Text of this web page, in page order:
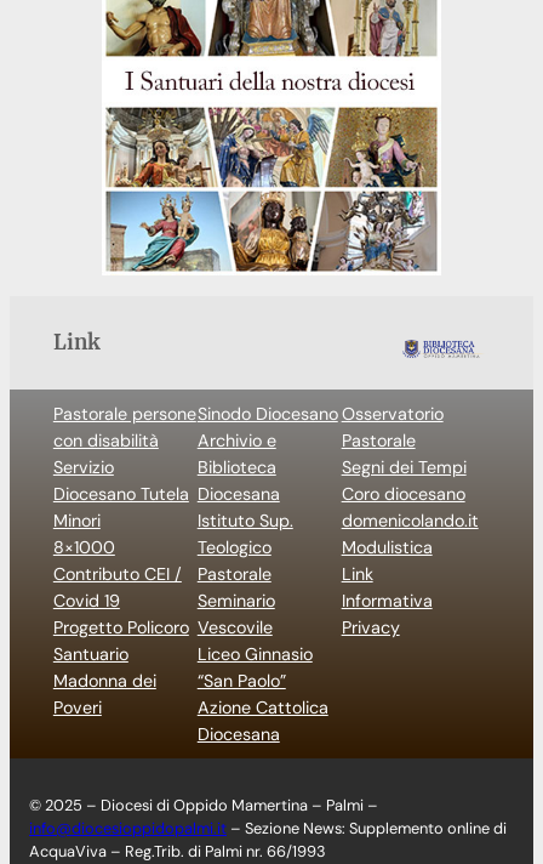
Link
Pastorale persone
con disabilità
Servizio
Diocesano Tutela
Minori
8×1000
Contributo CEI /
Covid 19
Progetto Policoro
Santuario
Madonna dei
Poveri
Sinodo Diocesano
Archivio e
Biblioteca
Diocesana
Istituto Sup.
Teologico
Pastorale
Seminario
Vescovile
Liceo Ginnasio
“San Paolo”
Azione Cattolica
Diocesana
Osservatorio
Pastorale
Segni dei Tempi
Coro diocesano
domenicolando.it
Modulistica
Link
Informativa
Privacy
© 2025 – Diocesi di Oppido Mamertina – Palmi –
info@diocesioppidopalmi.it – Sezione News: Supplemento online di
AcquaViva – Reg.Trib. di Palmi nr. 66/1993